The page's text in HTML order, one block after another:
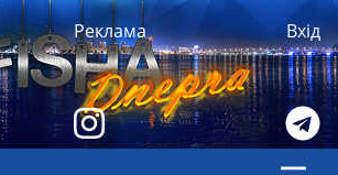
Реклама Вхід